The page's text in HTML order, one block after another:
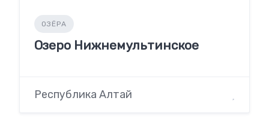
ОЗЁРА
Озеро Нижнемультинское
Республика Алтай